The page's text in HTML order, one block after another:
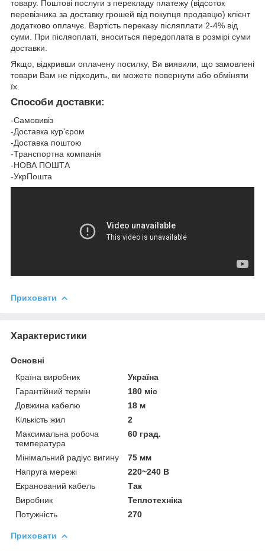
товару. Поштові послуги з перекладу платежу (відсоток
перевізника за доставку грошей від покупця продавцю) клієнт
додатково оплачує. Вартість переказу післяплати 2-4% від
суми. При післяоплаті, вноситься передоплата в розмірі суми
доставки.
Якщо, відкривши оплачену посилку, Ви виявили, що замовлені
товари Вам не підходить, ви можете повернути або обміняти
їх.
Способи доставки:
-Самовивіз
-Доставка кур'єром
-Доставка поштою
-Транспортна компанія
-НОВА ПОШТА
-УкрПошта
Приховати
Характеристики
Основні
Країна виробник
Україна
Гарантійний термін
180 міс
Довжина кабелю
18 м
Кількість жил
2
Максимальна робоча
температура
60 град.
Мінімальний радіус вигину
75 мм
Напруга мережі
220~240 В
Екранований кабель
Так
Виробник
Теплотехніка
Потужність
270
Приховати